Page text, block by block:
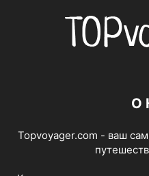
О
Topvoyager.com - ваш